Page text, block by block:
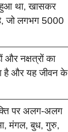
हुआ था, खासकर
जो लगभग 5000
और नक्षत्रों का
है और यह जीवन के
पर अलग-अलग
मंगल, बुध, गुरु,